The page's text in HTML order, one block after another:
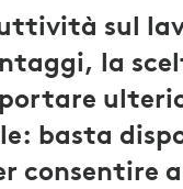
sul
la
basta
consentire